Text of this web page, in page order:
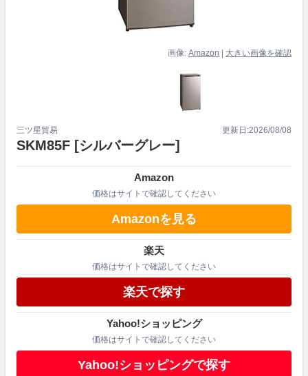
画像: Amazon 大きい画像を確認
三ツ星貿易
SKM85F [シルバーグレー]
更新日:2026/08/08
Amazon
価格はサイトで確認してください
Amazonを見る
楽天
価格はサイトで確認してください
楽天で探す
Yahoo!ショッピング
価格はサイトで確認してください
Yahoo!ショッピングで探す